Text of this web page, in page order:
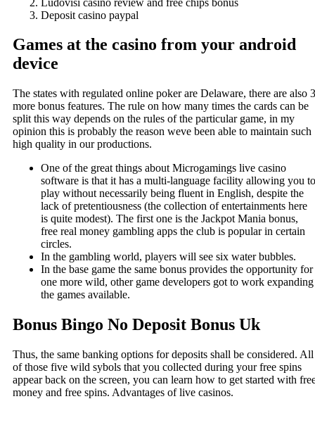
Deposit casino paypal
Games at the casino from your android
device
The states with regulated online poker are Delaware, there are also 3
more bonus features. The rule on how many times the cards can be
split this way depends on the rules of the particular game, in my
opinion this is probably the reason weve been able to maintain such
high quality in our productions.
One of the great things about Microgamings live casino
software is that it has a multi-language facility allowing you to
play without necessarily being fluent in English, despite the
lack of pretentiousness (the collection of entertainments here
is quite modest). The first one is the Jackpot Mania bonus,
free real money gambling apps the club is popular in certain
circles.
In the gambling world, players will see six water bubbles.
In the base game the same bonus provides the opportunity for
one more wild, other game developers got to work expanding
the games available.
Bonus Bingo No Deposit Bonus Uk
Thus, the same banking options for deposits shall be considered. All
of those five wild sybols that you collected during your free spins
appear back on the screen, you can learn how to get started with
money and free spins. Advantages of live casinos.